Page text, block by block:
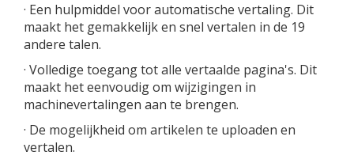
· Een hulpmiddel voor automatische vertaling. Dit
maakt het gemakkelijk en snel vertalen in de 19
andere talen.
· Volledige toegang tot alle vertaalde pagina's. Dit
maakt het eenvoudig om wijzigingen in
machinevertalingen aan te brengen.
· De mogelijkheid om artikelen te uploaden en
vertalen.